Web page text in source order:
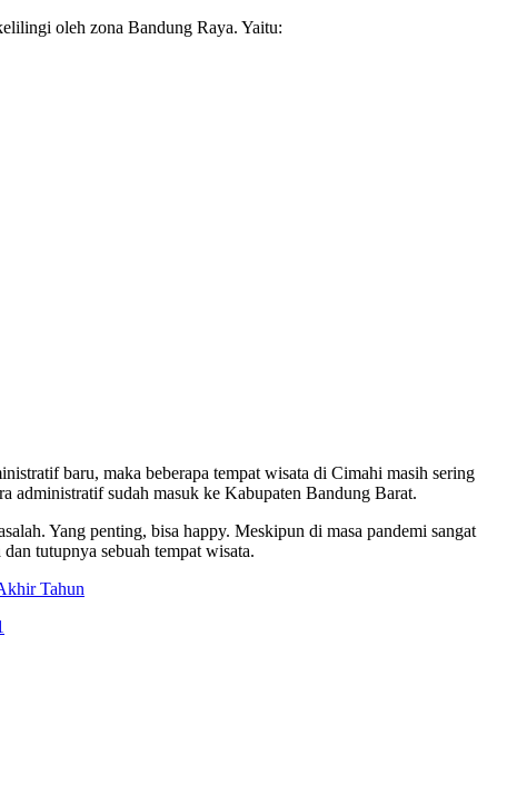
oleh zona Bandung Raya. Yaitu:
baru, maka beberapa tempat wisata di Cimahi masih sering
administratif sudah masuk ke Kabupaten Bandung Barat.
Yang penting, bisa happy. Meskipun di masa pandemi sangat
tutupnya sebuah tempat wisata.
Tahun